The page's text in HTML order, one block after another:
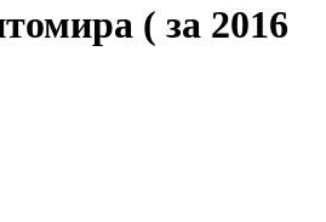
( за 2016